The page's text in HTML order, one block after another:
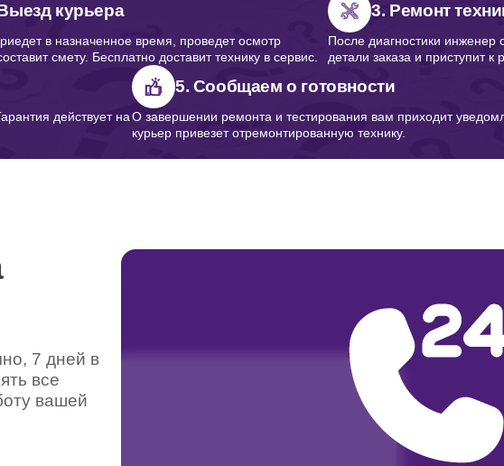
курьера
в назначенное время, проведет осмотр
смету. Бесплатно доставит технику в сервис.
3. Ремонт
После диагностики инженер
детали заказа и приступит к
действует на
5. Сообщаем о готовности
О завершении ремонта и тестирования вам приходит
курьер привезет отремонтированную технику.
7 дней в
все
вашей